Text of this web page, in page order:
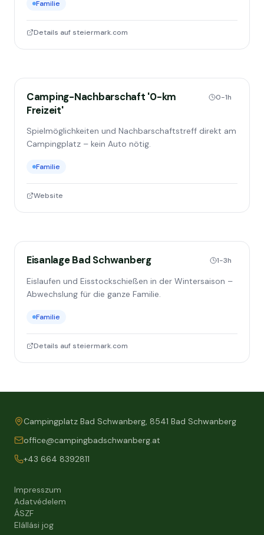
Familie
Details auf steiermark.com
Camping-Nachbarschaft '0-km
Freizeit'
0-1h
Spielmöglichkeiten und Nachbarschaftstreff direkt am
Campingplatz – kein Auto nötig.
Familie
Website
Eisanlage Bad Schwanberg 1-3h
Eislaufen und Eisstockschießen in der Wintersaison –
Abwechslung für die ganze Familie.
Familie
Details auf steiermark.com
Campingplatz Bad Schwanberg, 8541 Bad Schwanberg
office@campingbadschwanberg.at
+43 664 8392811
Impresszum
Adatvédelem
ÁSZF
Elállási jog